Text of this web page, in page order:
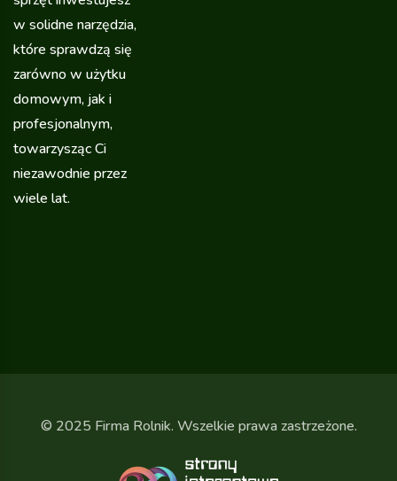
w solidne narzędzia,
które sprawdzą się
zarówno w użytku
domowym, jak i
profesjonalnym,
towarzysząc Ci
niezawodnie przez
wiele lat.
© 2025 Firma Rolnik. Wszelkie prawa zastrzeżone.